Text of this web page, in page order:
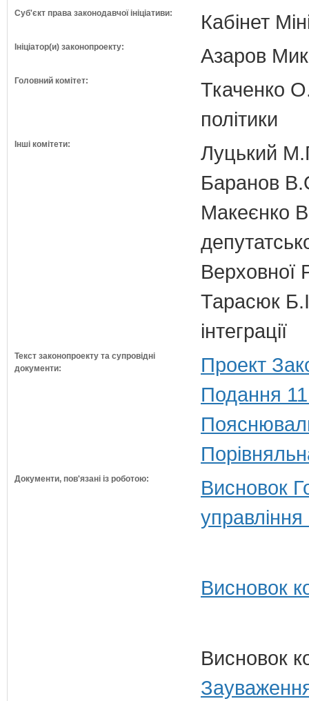
Суб'єкт права законодавчої ініціативи: Кабінет
Ініціатор(и) законопроекту: Азаров
Головний комітет:
Ткаченко
політики
Інші комітети:
Луцький
Баранов
Макеєнко
Верховної
Тарасюк
інтеграції
Текст законопроекту та супровідні
документи:
Проект
Подання
Документи, пов'язані із роботою:
Висновок
Висновок
Висновок